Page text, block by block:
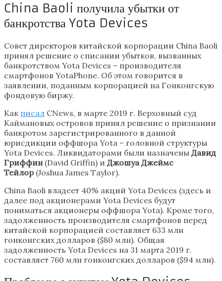
China Baoli получила убытки от
банкротства Yota Devices
Совет директоров китайской корпорации China Baoli
принял решение о списании убытков, вызванных
банкротством Yota Devices – производителя
смартфонов YotaPhone. Об этом говорится в
заявлении, поданным корпорацией на Гонконгскую
фондовую биржу.
Как писал CNews, в марте 2019 г. Верховный суд
Каймановых островов принял решение о признании
банкротом зарегистрированного в данной
юрисдикции оффшора Yota – головной структуры
Yota Devices. Ликвидаторами были назначены Давид
Гриффин(David Griffin) и Джошуа Джеймс
Тейлор(Joshua James Taylor).
China Baoli владеет 40% акций Yota Devices (здесь и
далее под акционерами Yota Devices будут
пониматься акционеры оффшора Yota). Кроме того,
задолженность производителя смартфонов перед
китайской корпорацией составляет 633 млн
гонконгских долларов ($80 млн). Общая
задолженность Yota Devices на 31 марта 2019 г.
составляет 760 млн гонконгских долларов ($94 млн).